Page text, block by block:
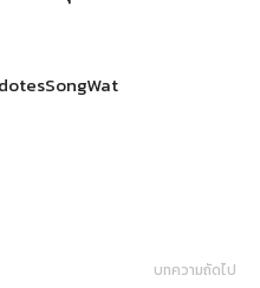
บทความถัดไป